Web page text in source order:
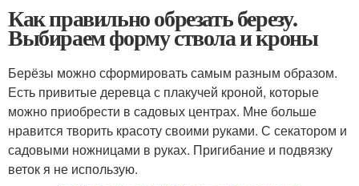
Как правильно обрезать березу.
Выбираем форму ствола и кроны
Берёзы можно сформировать самым разным образом.
Есть привитые деревца с плакучей кроной, которые
можно приобрести в садовых центрах. Мне больше
нравится творить красоту своими руками. С секатором и
садовыми ножницами в руках. Пригибание и подвязку
веток я не использую.